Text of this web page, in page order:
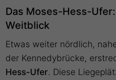
Das Moses-Hess-
Weitblick
Etwas weiter nördlich,
der Kennedybrücke,
Hess-Ufer. Diese